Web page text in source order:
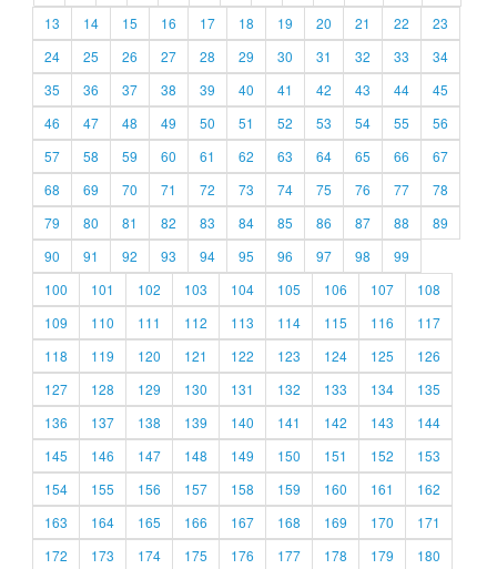
13
14 15 16 17 18 19 20 21 22
23
24
25 26 27 28 29 30 31 32 33
34
35
36 37 38 39 40 41 42 43 44
45
46
47 48 49 50 51 52 53 54 55
56
57
58 59 60 61 62 63 64 65 66
67
68
69 70 71 72 73 74 75 76 77
78
79
80 81 82 83 84 85 86 87 88
89
90
91 92 93 94 95 96 97 98
99
100
101 102 103 104 105 106 107
108
109
110 111 112 113 114 115 116
117
118
119 120 121 122 123 124 125
126
127
128 129 130 131 132 133 134
135
136
137 138 139 140 141 142 143
144
145
146 147 148 149 150 151 152
153
154
155 156 157 158 159 160 161
162
163
164 165 166 167 168 169 170
171
172
173 174 175 176 177 178 179
180